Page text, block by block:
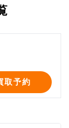
取予約